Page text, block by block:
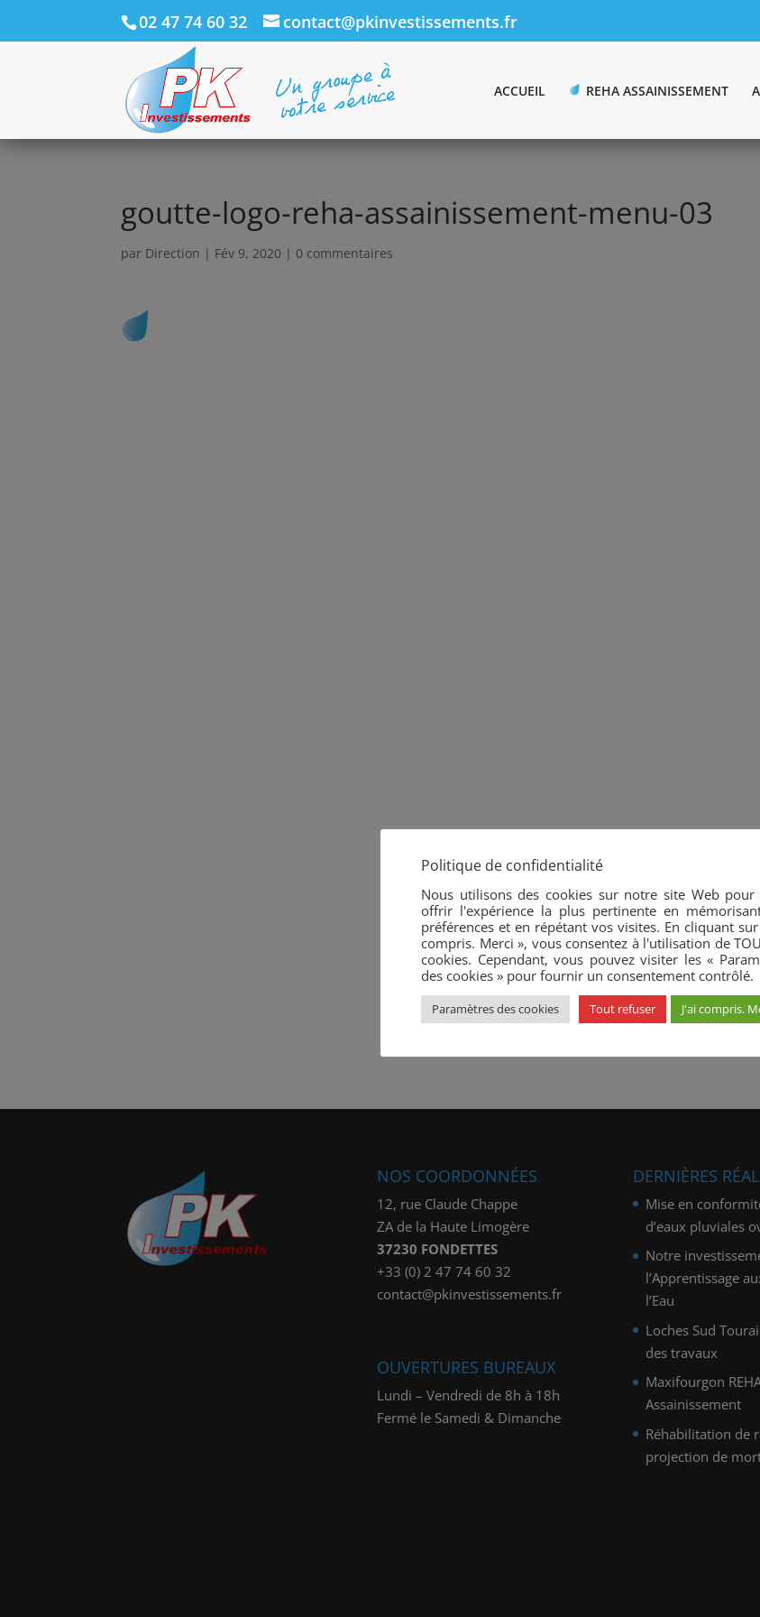
02 47 74 60 32 contact@pkinvestissements.fr
ACCUEIL REHA ASSAINISSEMENT
goutte-logo-reha-assainissement-menu-03
par Direction | Fév 9, 2020 | 0 commentaires
NOS COORDONNÉES
12, rue Claude Chappe
ZA de la Haute Limogère
37230 FONDETTES
+33 (0) 2 47 74 60 32
contact@pkinvestissements.fr
OUVERTURES BUREAUX
Lundi – Vendredi de 8h à 18h
Fermé le Samedi & Dimanche
DERNIÈRES
Mise en
d’eaux pluviales
Notre
l’Apprentissage
l’Eau
Loches Sud
des travaux
Maxifourgon
Assainissement
Réhabilitation de
projection de
Politique de confidentialité
Nous utilisons des cookies sur notre site Web pour
offrir l'expérience la plus pertinente en
préférences et en répétant vos visites. En cliquant sur
compris. Merci », vous consentez à l'utilisation de
cookies. Cependant, vous pouvez visiter les «
des cookies » pour fournir un consentement contrôlé.
Paramètres des cookies Tout refuser J'ai compris.